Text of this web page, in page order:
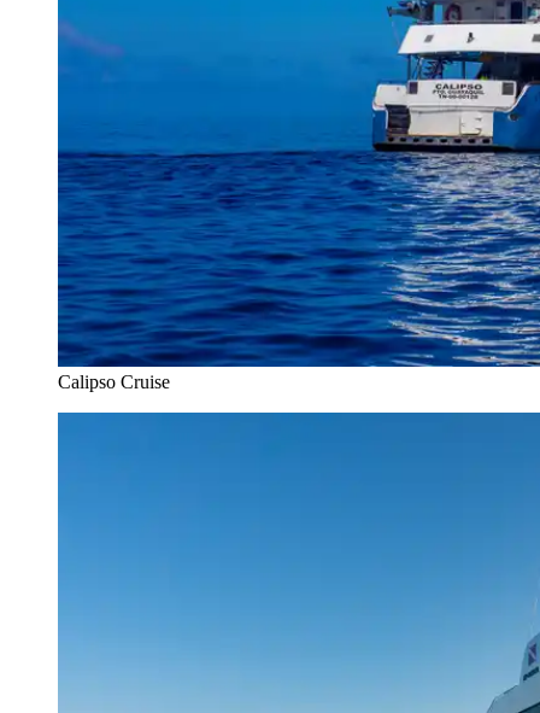
Calipso Cruise